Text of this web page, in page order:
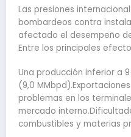
Las presiones
bombardeos contra
afectado el desempeño
Entre los principales
Una producción inferior a
(9,0
problemas en los
mercado
combustibles y materias